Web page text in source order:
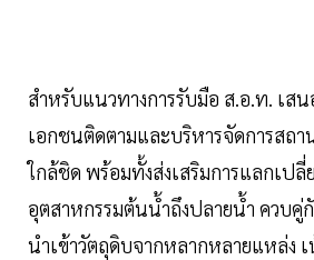
สำหรับแนวทางการรับมือ ส.อ.ท. เส
เอกชนติดตามและบริหารจัดการสถา
ใกล้ชิด พร้อมทั้งส่งเสริมการแลกเปลี่
อุตสาหกรรมต้นน้ำถึงปลายน้ำ ควบคู่
นำเข้าวัตถุดิบจากหลากหลายแหล่ง